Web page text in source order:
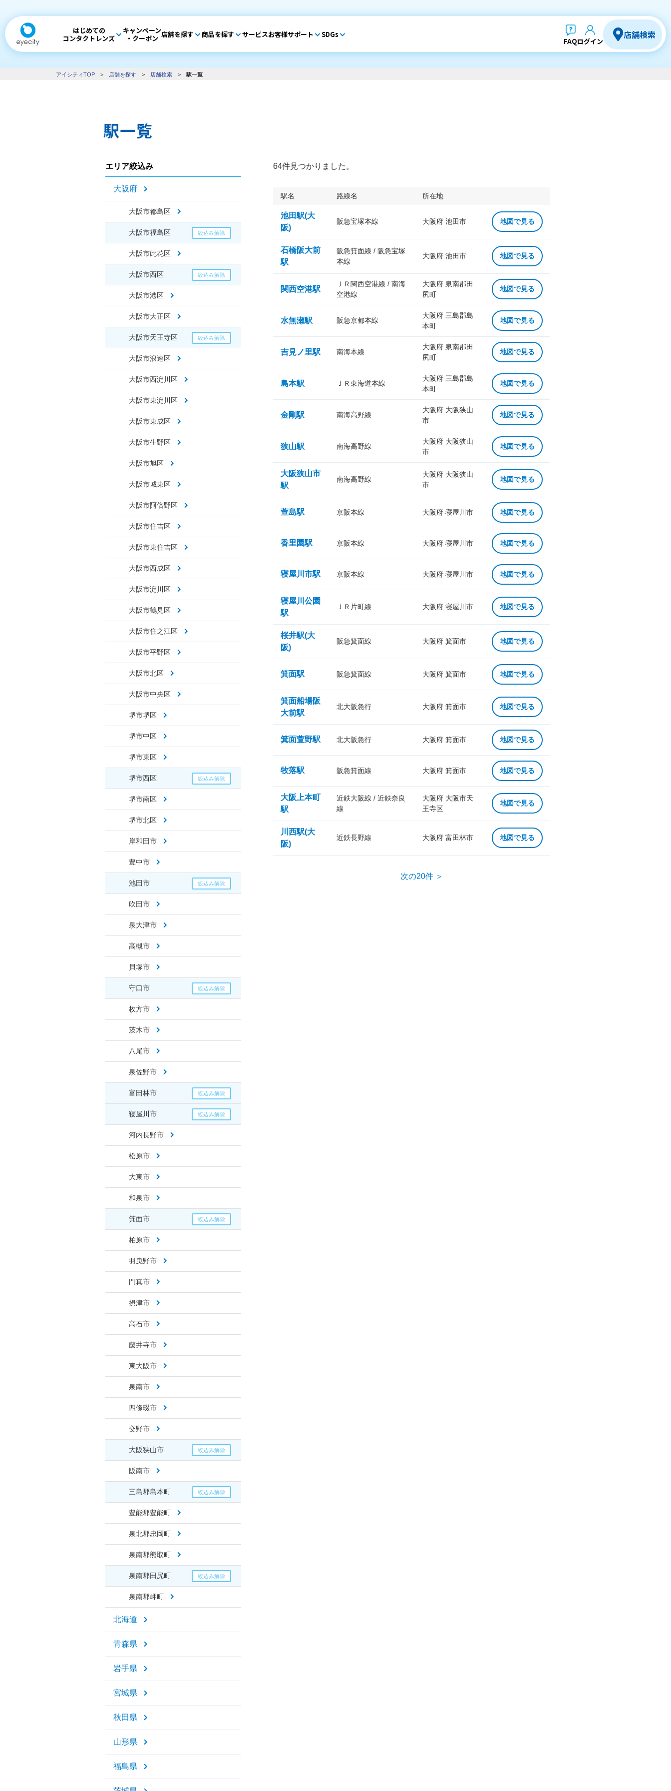
はじめての
コンタクトレンズ
キャンペーン
・クーポン 店舗を探す 商品を探す サービスお客様サポート SDGs
FAQログイン
店舗検索
アイシティTOP > 店舗を探す > 店舗検索 > 駅一覧
駅一覧
エリア絞込み
大阪府
大阪市都島区
大阪市福島区
大阪市此花区
大阪市西区
大阪市港区
大阪市大正区
大阪市天王寺区
大阪市浪速区
大阪市西淀川区
大阪市東淀川区
大阪市東成区
大阪市生野区
大阪市旭区
大阪市城東区
大阪市阿倍野区
大阪市住吉区
大阪市東住吉区
大阪市西成区
大阪市淀川区
大阪市鶴見区
大阪市住之江区
大阪市平野区
大阪市北区
大阪市中央区
堺市堺区
堺市中区
堺市東区
堺市西区
堺市南区
堺市北区
岸和田市
豊中市
池田市
吹田市
泉大津市
高槻市
貝塚市
守口市
枚方市
茨木市
八尾市
泉佐野市
富田林市
寝屋川市
河内長野市
松原市
大東市
和泉市
箕面市
柏原市
羽曳野市
門真市
摂津市
高石市
藤井寺市
東大阪市
泉南市
四條畷市
交野市
大阪狭山市
阪南市
三島郡島本町
豊能郡豊能町
泉北郡忠岡町
泉南郡熊取町
泉南郡田尻町
泉南郡岬町
北海道
青森県
岩手県
宮城県
秋田県
山形県
福島県
64件見つかりました。
駅名 路線名 所在地
池田駅(大
阪)
阪急宝塚本線 大阪府 池田市 地図で見る
石橋阪大前
駅
阪急箕面線 / 阪急宝塚
本線
大阪府 池田市 地図で見る
関西空港駅
ＪＲ関西空港線 / 南海
空港線
大阪府 泉南郡田
尻町
地図で見る
水無瀬駅 阪急京都本線
大阪府 三島郡島
本町
地図で見る
吉見ノ里駅 南海本線
大阪府 泉南郡田
尻町
地図で見る
島本駅 ＪＲ東海道本線
大阪府 三島郡島
本町
地図で見る
金剛駅 南海高野線
大阪府 大阪狭山
市
地図で見る
狭山駅 南海高野線
大阪府 大阪狭山
市
地図で見る
大阪狭山市
駅
南海高野線
大阪府 大阪狭山
市
地図で見る
萱島駅 京阪本線 大阪府 寝屋川市 地図で見る
香里園駅 京阪本線 大阪府 寝屋川市 地図で見る
寝屋川市駅 京阪本線 大阪府 寝屋川市 地図で見る
寝屋川公園
駅
ＪＲ片町線 大阪府 寝屋川市 地図で見る
桜井駅(大
阪)
阪急箕面線 大阪府 箕面市 地図で見る
箕面駅 阪急箕面線 大阪府 箕面市 地図で見る
箕面船場阪
大前駅
北大阪急行 大阪府 箕面市 地図で見る
箕面萱野駅 北大阪急行 大阪府 箕面市 地図で見る
牧落駅 阪急箕面線 大阪府 箕面市 地図で見る
大阪上本町
駅
近鉄大阪線 / 近鉄奈良
線
大阪府 大阪市天
王寺区
地図で見る
川西駅(大
阪)
近鉄長野線 大阪府 富田林市 地図で見る
次の20件 ＞